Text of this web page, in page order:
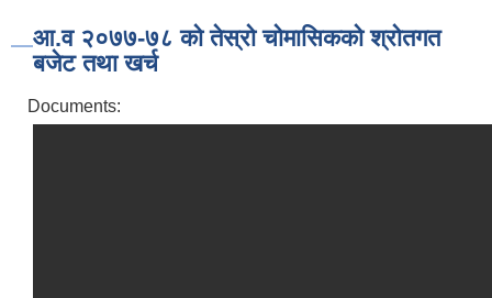
आ.व २०७७-७८ को तेस्रो चोमासिकको श्रोतगत
बजेट तथा खर्च
Documents: